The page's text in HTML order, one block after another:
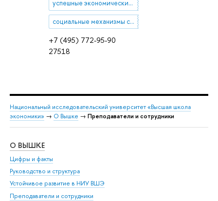
+7 (495) 772-95-90
27518
успешные экономические акторы
социальные механизмы становления новых социально-экономических практик
Национальный исследовательский университет «Высшая школа
экономики» → О Вышке → Преподаватели и сотрудники
О ВЫШКЕ
Цифры и факты
Руководство и структура
Устойчивое развитие в НИУ ВШЭ
Преподаватели и сотрудники